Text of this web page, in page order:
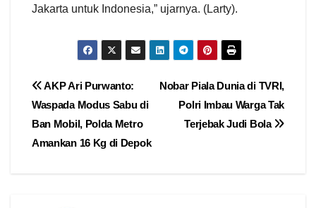
Jakarta untuk Indonesia,” ujarnya. (Larty).
Navigasi
pos
Nobar Piala Dunia di TVRI,
Polri Imbau Warga Tak
Terjebak Judi Bola
AKP Ari Purwanto:
Waspada Modus Sabu di
Ban Mobil, Polda Metro
Amankan 16 Kg di Depok